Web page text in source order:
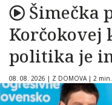
Šimečka
Korčokovej
politika je
08. 08. 2026 | Z DOMOVA | 2